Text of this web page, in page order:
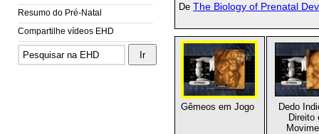
Resumo do Pré-Natal
Compartilhe vídeos EHD
De The Biology of Prenatal
Gêmeos em Jogo
Dedo
Direito